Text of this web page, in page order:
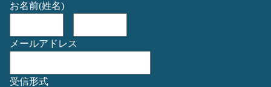
お名前(姓名)
メールアドレス
受信形式